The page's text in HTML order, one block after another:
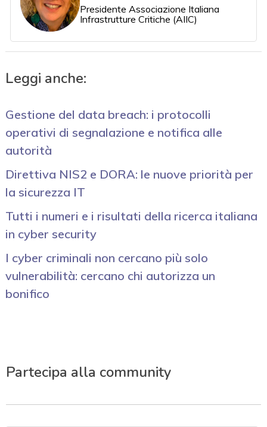
Presidente Associazione Italiana
Infrastrutture Critiche (AIIC)
Leggi anche:
Gestione del data breach: i protocolli
operativi di segnalazione e notifica alle
autorità
Direttiva NIS2 e DORA: le nuove priorità per
la sicurezza IT
Tutti i numeri e i risultati della ricerca italiana
in cyber security
I cyber criminali non cercano più solo
vulnerabilità: cercano chi autorizza un
bonifico
Partecipa alla community